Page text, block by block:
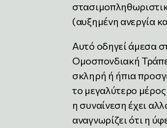
(αυξημένη ανεργία
Αυτό οδηγεί άμεσα
Ομοσπονδιακή
σκληρή ή ήπια
το μεγαλύτερο
η συναίνεση έχει
αναγνωρίζει ότι η